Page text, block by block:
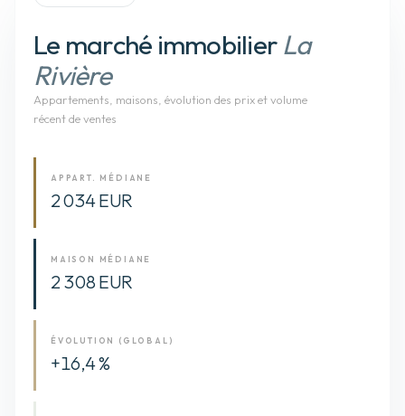
Le marché immobilierLa
Rivière
Appartements, maisons , évolution des prix et volume
récent de ventes
APPART. MÉDIANE
2 034 EUR
MAISON MÉDIANE
2 308 EUR
ÉVOLUTION (GLOBAL)
+16,4 %